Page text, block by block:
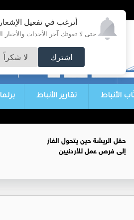
أترغب في تفعيل
حتى لا تفوتك آخر الأحداث والأخبار
اشترك لا شكراً
الأنباط تقارير الأنباط
حقل الريشة حين يتحول الغاز
إلى فرص عمل للأردنيين